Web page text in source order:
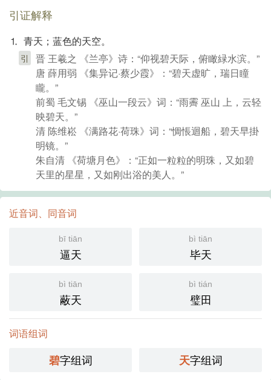
引证解释
⒈ 青天；蓝色的天空。
引
晋 王羲之 《兰亭》诗：“仰视碧天际，俯瞰緑水滨。”
唐 薛用弱 《集异记·蔡少霞》：“碧天虚旷，瑞日瞳
矓。”
前蜀 毛文锡 《巫山一段云》词：“雨霽 巫山 上，云轻
映碧天。”
清 陈维崧 《满路花·荷珠》词：“惆悵迴船，碧天早掛
明镜。”
朱自清 《荷塘月色》：“正如一粒粒的明珠，又如碧
天里的星星，又如刚出浴的美人。”
近音词、同音词
bī tiān
逼天
bì tiān
毕天
bì tiān
蔽天
bì tián
璧田
词语组词
碧字组词 天字组词